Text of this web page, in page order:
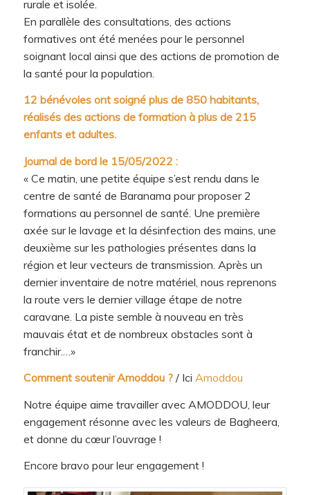
rurale et isolée.
En parallèle des consultations, des actions
formatives ont été menées pour le personnel
soignant local ainsi que des actions de promotion de
la santé pour la population.
12 bénévoles ont soigné plus de 850 habitants,
réalisés des actions de formation à plus de 215
enfants et adultes.
Journal de bord le 15/05/2022 :
« Ce matin, une petite équipe s’est rendu dans le
centre de santé de Baranama pour proposer 2
formations au personnel de santé. Une première
axée sur le lavage et la désinfection des mains, une
deuxième sur les pathologies présentes dans la
région et leur vecteurs de transmission. Après un
dernier inventaire de notre matériel, nous reprenons
la route vers le dernier village étape de notre
caravane. La piste semble à nouveau en très
mauvais état et de nombreux obstacles sont à
franchir.…»
Comment soutenir Amoddou ?/ Ici Amoddou
Notre équipe aime travailler avec AMODDOU, leur
engagement résonne avec les valeurs de Bagheera,
et donne du cœur l’ouvrage !
Encore bravo pour leur engagement !